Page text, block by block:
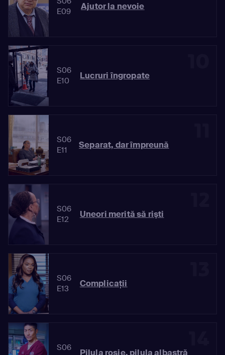
E09
Ajutor la nevoie
S06
E10
Lucruri îngropate
S06
E11
Separat, dar împreună
S06
E12
Uneori merită să rişti
S06
E13
Complicaţii
S06
Pilula roşie, pilula albastră